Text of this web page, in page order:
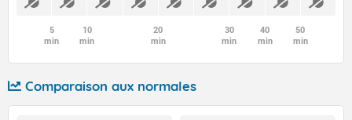
5
min
10
min
20
min
30
min
40
min
50
min
Comparaison aux normales